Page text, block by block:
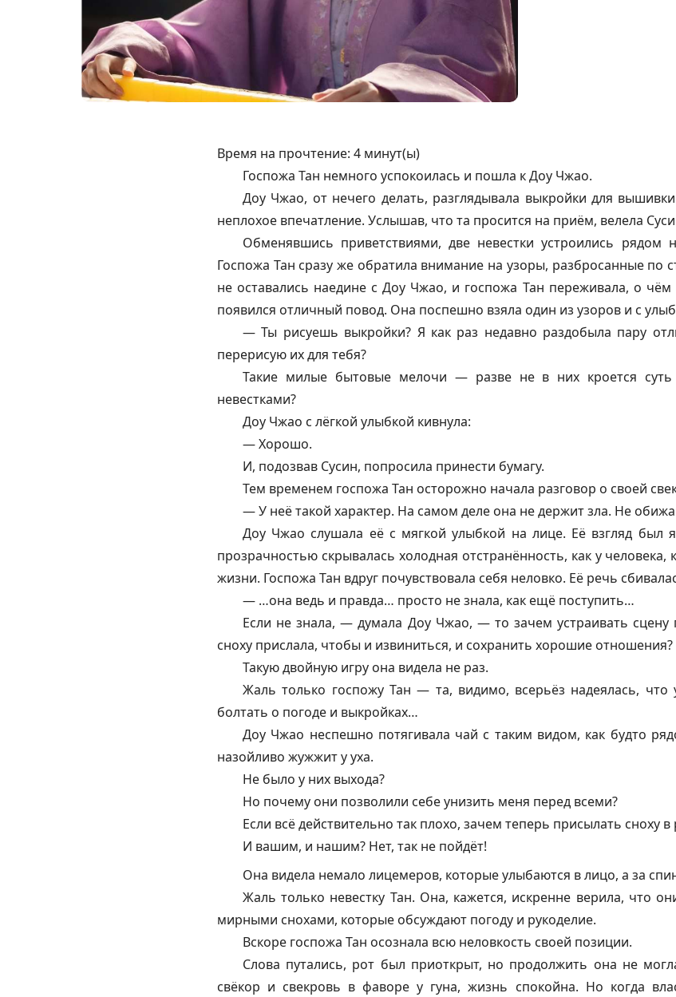
Время на прочтение: 4 минут(ы)
Госпожа Тан немного успокоилась и пошла к Доу Чжао.
Доу Чжао, от нечего делать, разглядывала выкройки для
неплохое впечатление. Услышав, что та просится на приём, велела
Обменявшись приветствиями, две невестки устроились
Госпожа Тан сразу же обратила внимание на узоры, разбросанные по
не оставались наедине с Доу Чжао, и госпожа Тан переживала, о чём
появился отличный повод. Она поспешно взяла один из узоров и с
— Ты рисуешь выкройки? Я как раз недавно раздобыла пару
перерисую их для тебя?
Такие милые бытовые мелочи — разве не в них кроется
невестками?
Доу Чжао с лёгкой улыбкой кивнула:
— Хорошо.
И, подозвав Сусин, попросила принести бумагу.
Тем временем госпожа Тан осторожно начала разговор о своей
— У неё такой характер. На самом деле она не держит зла. Не
Доу Чжао слушала её с мягкой улыбкой на лице. Её взгляд был
прозрачностью скрывалась холодная отстранённость, как у
жизни. Госпожа Тан вдруг почувствовала себя неловко. Её речь
— …она ведь и правда… просто не знала, как ещё поступить…
Если не знала, — думала Доу Чжао, — то зачем устраивать
сноху прислала, чтобы и извиниться, и сохранить хорошие отношения?
Такую двойную игру она видела не раз.
Жаль только госпожу Тан — та, видимо, всерьёз надеялась, что
болтать о погоде и выкройках…
Доу Чжао неспешно потягивала чай с таким видом, как будто
назойливо жужжит у уха.
Не было у них выхода?
Но почему они позволили себе унизить меня перед всеми?
Если всё действительно так плохо, зачем теперь присылать сноху
И вашим, и нашим? Нет, так не пойдёт!
Она видела немало лицемеров, которые улыбаются в лицо, а за
Жаль только невестку Тан. Она, кажется, искренне верила, что
мирными снохами, которые обсуждают погоду и рукоделие.
Вскоре госпожа Тан осознала всю неловкость своей позиции.
Слова путались, рот был приоткрыт, но продолжить она не
свёкор и свекровь в фаворе у гуна, жизнь спокойна. Но когда